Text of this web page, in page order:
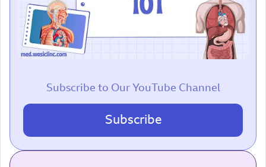
Subscribe to Our YouTube Channel
Subscribe